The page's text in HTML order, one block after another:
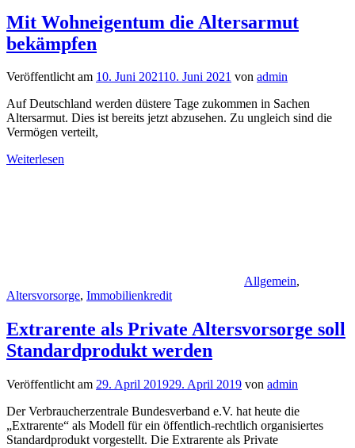
Mit Wohneigentum die Altersarmut
bekämpfen
Veröffentlicht am 10. Juni 202110. Juni 2021 von admin
Auf Deutschland werden düstere Tage zukommen in Sachen
Altersarmut. Dies ist bereits jetzt abzusehen. Zu ungleich sind die
Vermögen verteilt,
Weiterlesen
Allgemein,
Altersvorsorge, Immobilienkredit
Extrarente als Private Altersvorsorge soll
Standardprodukt werden
Veröffentlicht am 29. April 201929. April 2019 von admin
Der Verbraucherzentrale Bundesverband e.V. hat heute die
„Extrarente“ als Modell für ein öffentlich-rechtlich organisiertes
Standardprodukt vorgestellt. Die Extrarente als Private